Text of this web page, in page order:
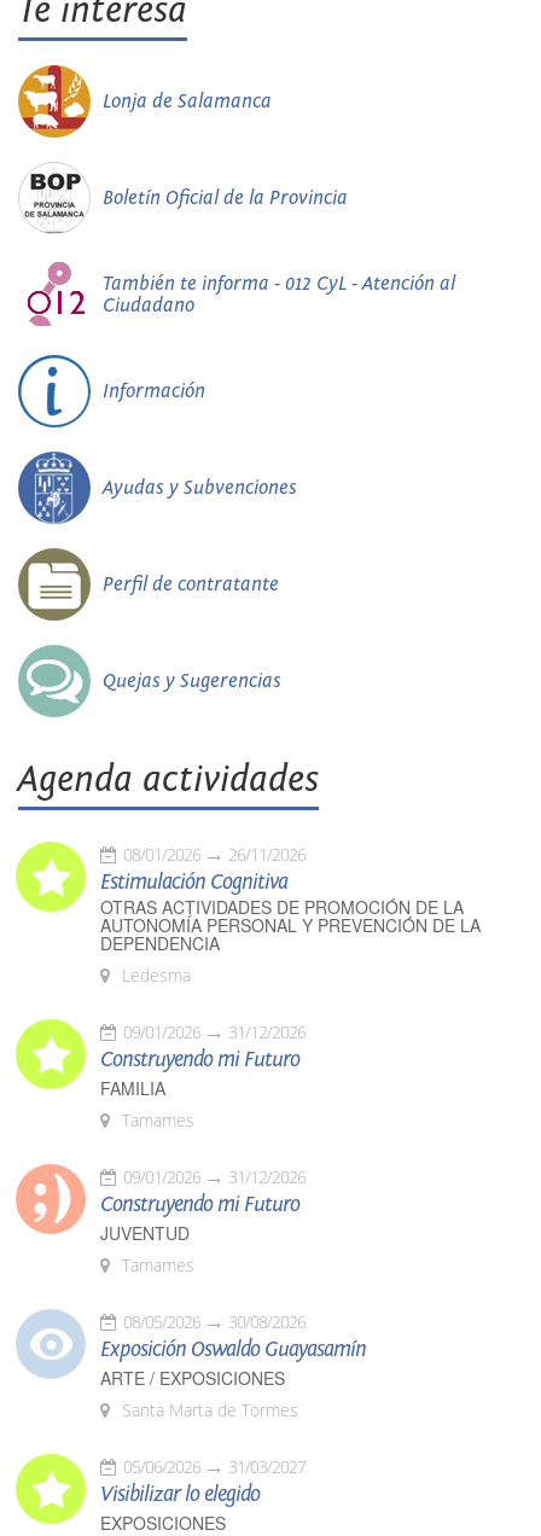
Te interesa
Lonja de Salamanca
Boletín Oficial de la Provincia
También te informa - 012 CyL - Atención al
Ciudadano
Información
Ayudas y Subvenciones
Perfil de contratante
Quejas y Sugerencias
Agenda actividades
08/01/2026 26/11/2026
Estimulación Cognitiva
OTRAS ACTIVIDADES DE PROMOCIÓN DE LA
AUTONOMÍA PERSONAL Y PREVENCIÓN DE LA
DEPENDENCIA
Ledesma
09/01/2026 31/12/2026
Construyendo mi Futuro
FAMILIA
Tamames
09/01/2026 31/12/2026
Construyendo mi Futuro
JUVENTUD
Tamames
08/05/2026 30/08/2026
Exposición Oswaldo Guayasamín
ARTE / EXPOSICIONES
Santa Marta de Tormes
05/06/2026 31/03/2027
Visibilizar lo elegido
EXPOSICIONES